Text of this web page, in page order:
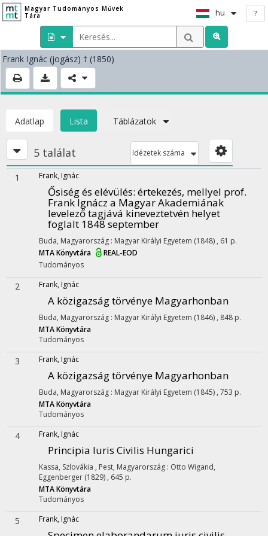
Magyar Tudományos Művek
Tára
hu ?
Frank Ignác (jogász) † (1850)
Adatlap Lista Táblázatok
5 találat Idézetek száma
1 Frank, Ignác
Ősiség és elévülés: értekezés, mellyel prof.
Frank Ignácz a Magyar Akademiának
levelező tagjává kineveztetvén helyet
foglalt 1848 september
Buda, Magyarország : Magyar Királyi Egyetem (1848) , 61 p.
MTA Könyvtára
REAL-EOD
Tudományos
2 Frank, Ignác
A közigazság törvénye Magyarhonban
Buda, Magyarország : Magyar Királyi Egyetem (1846) , 848 p.
MTA Könyvtára
Tudományos
3 Frank, Ignác
A közigazság törvénye Magyarhonban
Buda, Magyarország : Magyar Királyi Egyetem (1845) , 753 p.
MTA Könyvtára
Tudományos
4 Frank, Ignác
Principia Iuris Civilis Hungarici
Kassa, Szlovákia , Pest, Magyarország : Otto Wigand,
Eggenberger (1829) , 645 p.
MTA Könyvtára
Tudományos
5 Frank, Ignác